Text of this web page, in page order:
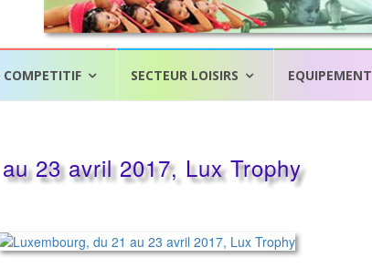
COMPETITIF SECTEUR LOISIRS EQUIPEMENT
23 avril 2017, Lux Trophy